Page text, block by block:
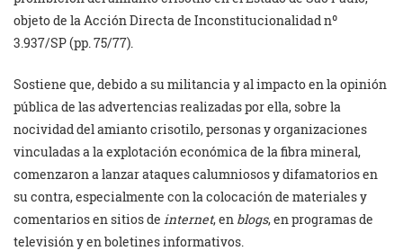
objeto de la Acción Directa de Inconstitucionalidad nº
3.937/SP (pp. 75/77).
Sostiene que, debido a su militancia y al impacto en la opinión
pública de las advertencias realizadas por ella, sobre la
nocividad del amianto crisotilo, personas y organizaciones
vinculadas a la explotación económica de la fibra mineral,
comenzaron a lanzar ataques calumniosos y difamatorios en
su contra, especialmente con la colocación de materiales y
comentarios en sitios de internet, en blogs, en programas de
televisión y en boletines informativos.